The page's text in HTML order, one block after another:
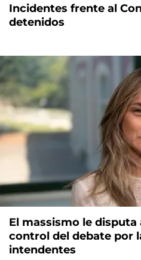
Incidentes frente al
detenidos
El massismo le
control del debate por
intendentes